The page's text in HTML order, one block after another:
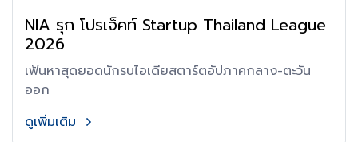
NIA รุก โปรเจ็คท์ Startup Thailand League
2026
เฟ้นหาสุดยอดนักรบไอเดียสตาร์ตอัปภาคกลาง-ตะวัน
ออก
ดูเพิ่มเติม